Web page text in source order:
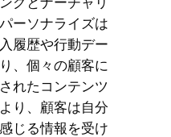
ーソナライズは
履歴や行動デー
、個々の顧客に
れたコンテンツ
り、顧客は自分
じる情報を受け